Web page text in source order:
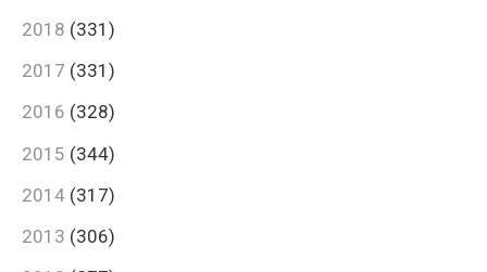
2018 (331)
2017 (331)
2016 (328)
2015 (344)
2014 (317)
2013 (306)